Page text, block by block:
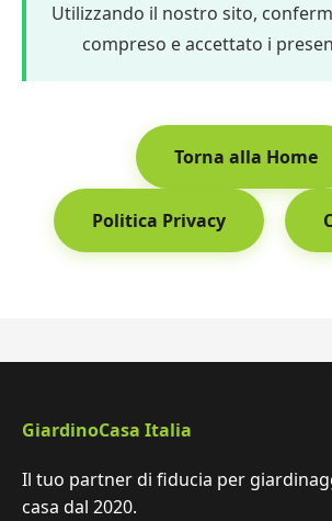
Utilizzando il nostro sito,
compreso e accettato i
Torna alla Home
Politica Privacy
GiardinoCasa Italia
Il tuo partner di fiducia per
casa dal 2020.